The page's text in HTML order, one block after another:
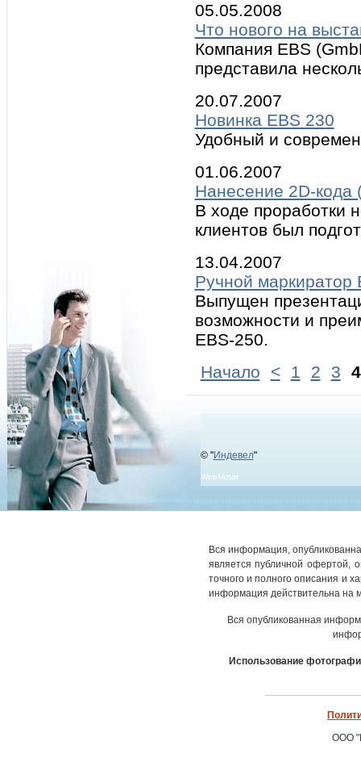
05.05.2008
Что нового на
Компания EBS
представила
20.07.2007
Новинка EBS 230
Удобный и
01.06.2007
Нанесение 2D-кода
В ходе проработки
клиентов был
13.04.2007
Ручной маркиратор
Выпущен
возможности и
EBS-250.
Начало
< 1 2 3 4
© "Индевел"
WebMotor
Вся информация,
является публичной офертой,
точного и полного описания и
информация действительна на
Вся опубликованная
Использование
ООО